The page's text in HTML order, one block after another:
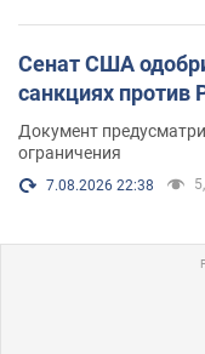
Сенат США
санкциях против
Документ
ограничения
7.08.2026 22:38